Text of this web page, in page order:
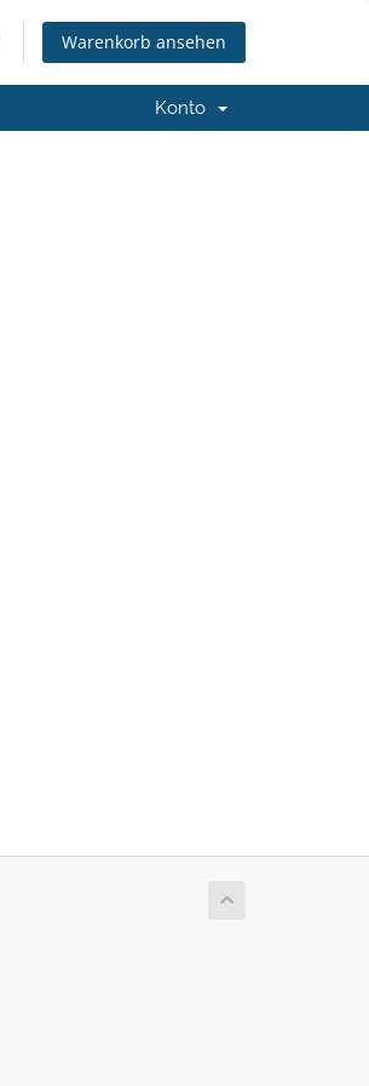
Warenkorb ansehen
Konto